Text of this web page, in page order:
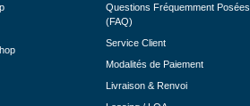
Questions Fréquemment Posées
(FAQ)
Service Client
Modalités de Paiement
Livraison & Renvoi